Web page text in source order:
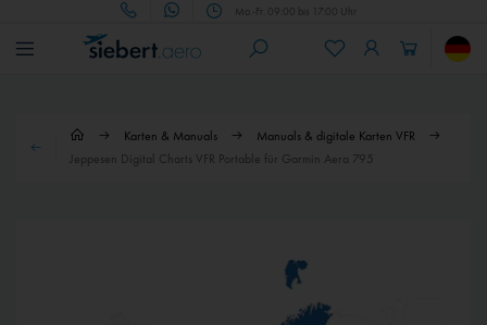
Mo.-Fr. 09:00 bis 17:00 Uhr
Karten & Manuals
Manuals & digitale Karten VFR
Jeppesen Digital Charts VFR Portable für Garmin Aera 795